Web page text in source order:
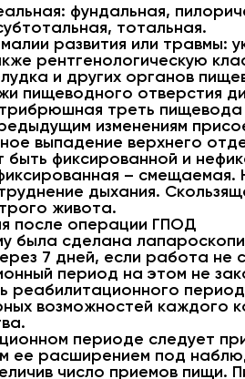
фундальная,
тотальная.
развития или травмы:
рентгенологическую
и других органов
пищеводного отверстия
треть
изменениям
выпадение верхнего
фиксированной и
– смещаемая.
дыхания.
живота.
после операции ГПОД
была сделана
7 дней, если работа не
период на этом не
реабилитационного
возможностей каждого
периоде следует
ее расширением под
число приемов пищи.